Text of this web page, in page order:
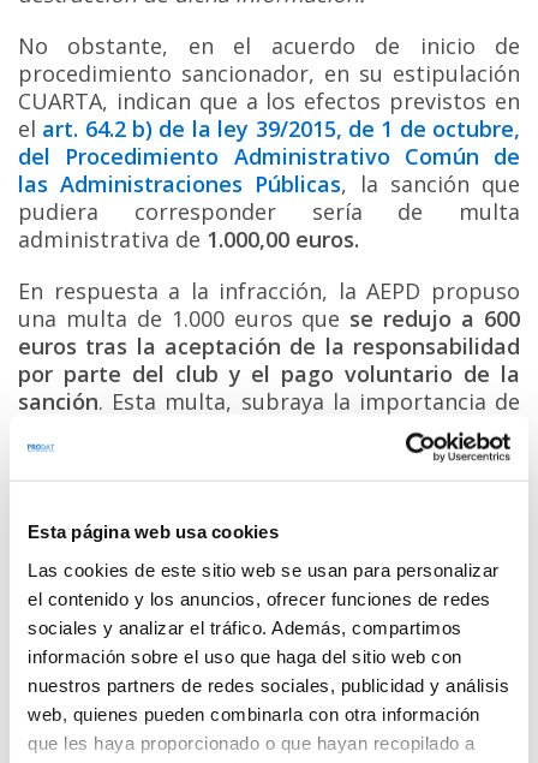
Esta página web usa cookies
Las cookies de este sitio web se usan para personalizar
el contenido y los anuncios, ofrecer funciones de redes
sociales y analizar el tráfico. Además, compartimos
información sobre el uso que haga del sitio web con
nuestros partners de redes sociales, publicidad y análisis
web, quienes pueden combinarla con otra información
que les haya proporcionado o que hayan recopilado a
No obstante, en el acuerdo de inicio de
procedimiento sancionador, en su estipulación
CUARTA, indican que a los efectos previstos en
el art. 64.2 b) de la ley 39/2015, de 1 de octubre,
del Procedimiento Administrativo Común de
las Administraciones Públicas, la sanción que
pudiera corresponder sería de multa
administrativa de 1.000,00 euros.
En respuesta a la infracción, la AEPD propuso
una multa de 1.000 euros que se redujo a 600
euros tras la aceptación de la responsabilidad
por parte del club y el pago voluntario de la
sanción. Esta multa, subraya la importancia de
que las organizaciones cumplan con las
normativas de protección de datos, ya que el
incumplimiento de la ley puede resultar en
la reputación de la entidad.
El caso de este Club nos recuerda que la
protección de datos no es una cuestión
secundaria, sino una responsabilidad crucial
para cualquier organización. El incumplimiento
de las normativas de protección de datos puede
tener consecuencias graves, tanto en términos
legales como en la confianza que los miembros